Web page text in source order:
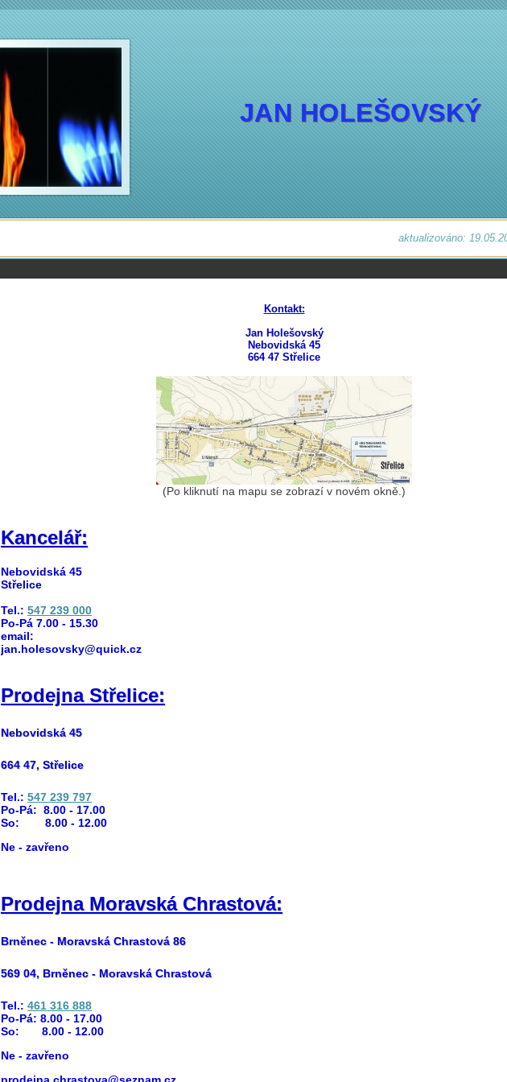
JAN HOLEŠOVSKÝ
aktualizováno:
Kontakt:
Jan Holešovský
Nebovidská 45
664 47 Střelice
(Po kliknutí na mapu se zobrazí v novém okně.)
Kancelář:
Nebovidská 45
Střelice
Tel.: 547 239 000
Po-Pá 7.00 - 15.30
email:
jan.holesovsky@quick.cz
Prodejna Střelice:
Nebovidská 45
664 47, Střelice
Tel.: 547 239 797
Po-Pá: 8.00 - 17.00
So:
8.00 - 12.00
Ne - zavřeno
Prodejna Moravská Chrastová:
Brněnec - Moravská Chrastová 86
569 04, Brněnec - Moravská Chrastová
Tel.: 461 316 888
Po-Pá: 8.00 - 17.00
So:
8.00 - 12.00
Ne - zavřeno